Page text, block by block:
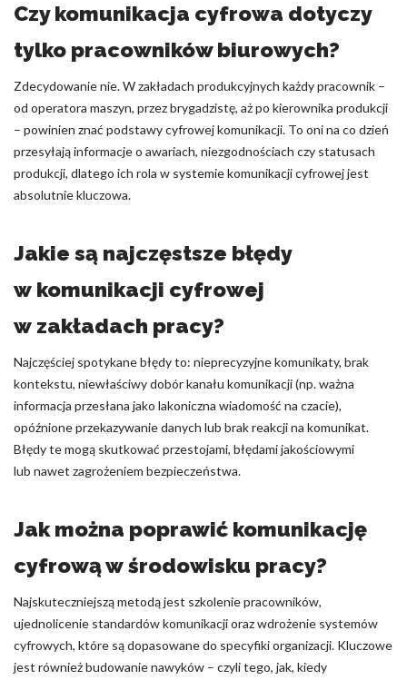
Czy komunikacja cyfrowa dotyczy
tylko pracowników biurowych?
Zdecydowanie nie. W zakładach produkcyjnych każdy pracownik –
od operatora maszyn, przez brygadzistę, aż po kierownika produkcji
– powinien znać podstawy cyfrowej komunikacji. To oni na co dzień
przesyłają informacje o awariach, niezgodnościach czy statusach
produkcji, dlatego ich rola w systemie komunikacji cyfrowej jest
absolutnie kluczowa.
Jakie są najczęstsze błędy
w komunikacji cyfrowej
w zakładach pracy?
Najczęściej spotykane błędy to: nieprecyzyjne komunikaty, brak
kontekstu, niewłaściwy dobór kanału komunikacji (np. ważna
informacja przesłana jako lakoniczna wiadomość na czacie),
opóźnione przekazywanie danych lub brak reakcji na komunikat.
Błędy te mogą skutkować przestojami, błędami jakościowymi
lub nawet zagrożeniem bezpieczeństwa.
Jak można poprawić komunikację
cyfrową w środowisku pracy?
Najskuteczniejszą metodą jest szkolenie pracowników,
ujednolicenie standardów komunikacji oraz wdrożenie systemów
cyfrowych, które są dopasowane do specyfiki organizacji. Kluczowe
jest również budowanie nawyków – czyli tego, jak, kiedy